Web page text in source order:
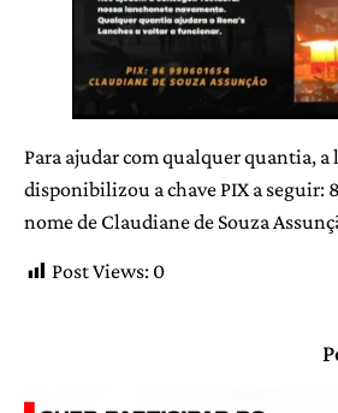
Para ajudar com qualquer quantia,
disponibilizou a chave PIX a seguir:
nome de Claudiane de Souza
Post Views: 0